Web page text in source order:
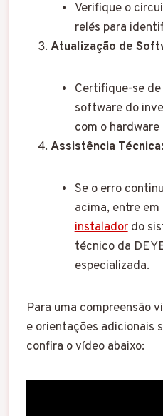
Verifique o
relés para
Atualização de
Certifique-se
software do
com o
Assistência Técnica:
Se o erro
acima, entre
instaladordo
técnico da
especializada.
Para uma compreensão
e orientações adicionais
confira o vídeo abaixo: